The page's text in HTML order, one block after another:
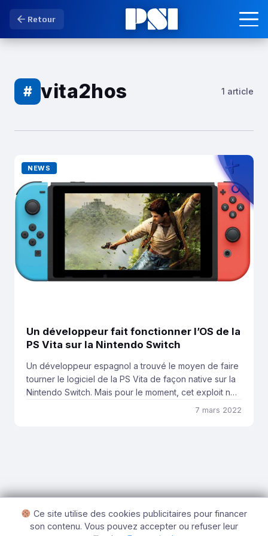
Retour
# vita2hos 1 article
NEWS
Un développeur fait fonctionner l’OS de la
PS Vita sur la Nintendo Switch
Un développeur espagnol a trouvé le moyen de faire
tourner le logiciel de la PS Vita de façon native sur la
Nintendo Switch. Mais pour le moment, cet exploit ne
permet pas de jouer aux jeux PS Vita. Sergi “Xerpi”
7 mars 2022
Ce site utilise des cookies publicitaires pour financer
son contenu. Vous pouvez accepter ou refuser leur